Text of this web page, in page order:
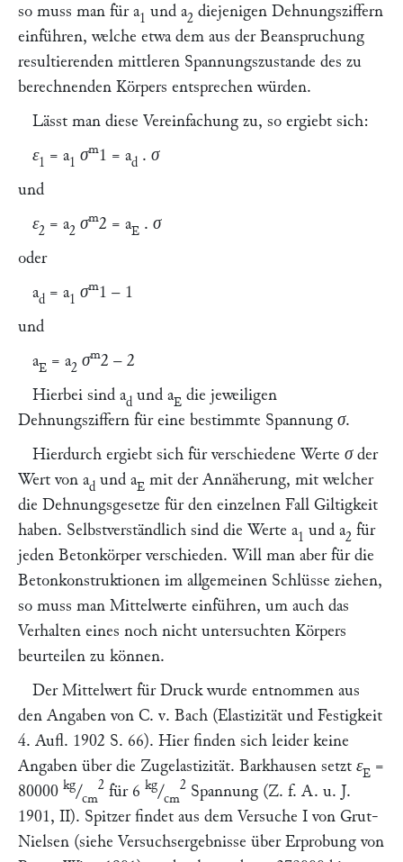
so muss man für a1 und a2 diejenigen Dehnungsziffern
einführen, welche etwa dem aus der Beanspruchung
resultierenden mittleren Spannungszustande des zu
berechnenden Körpers entsprechen würden.
Lässt man diese Vereinfachung zu, so ergiebt sich:
ε1 = a1 σm1 = ad . σ
und
ε2 = a2 σm2 = aE . σ
oder
ad = a1 σm1 – 1
und
aE = a2 σm2 – 2
Hierbei sind ad und aE die jeweiligen
Dehnungsziffern für eine bestimmte Spannung σ.
Hierdurch ergiebt sich für verschiedene Werte σder
Wert von ad und aE mit der Annäherung, mit welcher
die Dehnungsgesetze für den einzelnen Fall Giltigkeit
haben. Selbstverständlich sind die Werte a1 und a2 für
jeden Betonkörper verschieden. Will man aber für die
Betonkonstruktionen im allgemeinen Schlüsse ziehen,
so muss man Mittelwerte einführen, um auch das
Verhalten eines noch nicht untersuchten Körpers
beurteilen zu können.
Der Mittelwert für Druck wurde entnommen aus
den Angaben von C. v. Bach (Elastizität und Festigkeit
4. Aufl. 1902 S. 66). Hier finden sich leider keine
Angaben über die Zugelastizität. Barkhausen setzt εE =
80000 kg/cm
2 für 6 kg/cm
2 Spannung (Z. f. A. u. J.
1901, II). Spitzerfindet aus dem Versuche I von Grut-
Nielsen (siehe Versuchsergebnisse über Erprobung von